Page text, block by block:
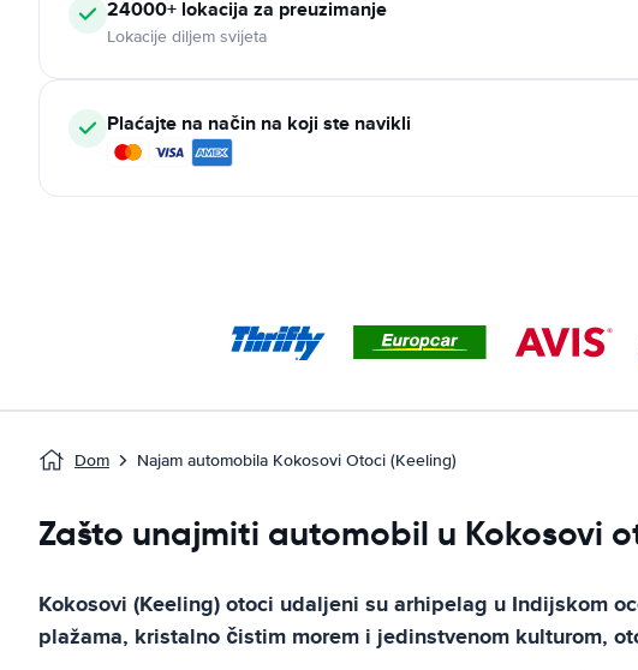
24000+ lokacija za preuzimanje
Lokacije diljem svijeta
Plaćajte na način na koji ste navikli
Dom Najam automobila Kokosovi Otoci (Keeling)
Zašto unajmiti automobil u Kokosovi
Kokosovi (Keeling) otoci udaljeni su arhipelag u Indijskom
plažama, kristalno čistim morem i jedinstvenom kulturom,